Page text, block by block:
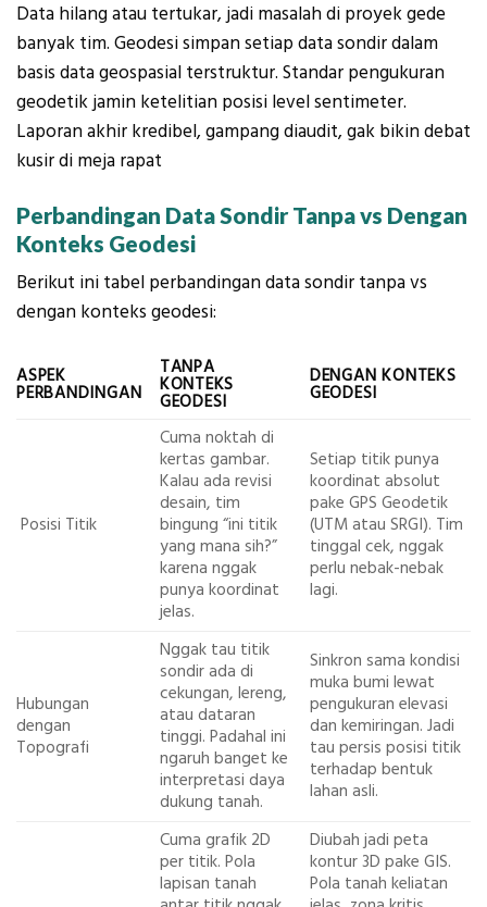
Data hilang atau tertukar, jadi masalah di proyek gede
banyak tim. Geodesi simpan setiap data sondir dalam
basis data geospasial terstruktur. Standar pengukuran
geodetik jamin ketelitian posisi level sentimeter.
Laporan akhir kredibel, gampang diaudit, gak bikin debat
kusir di meja rapat
Perbandingan Data Sondir Tanpa vs Dengan
Konteks Geodesi
Berikut ini tabel perbandingan data sondir tanpa vs
dengan konteks geodesi:
ASPEK
PERBANDINGAN
TANPA
KONTEKS
GEODESI
DENGAN KONTEKS
GEODESI
Posisi Titik
Cuma noktah di
kertas gambar.
Kalau ada revisi
desain, tim
bingung “ini titik
yang mana sih?”
karena nggak
punya koordinat
jelas.
Setiap titik punya
koordinat absolut
pake GPS Geodetik
(UTM atau SRGI). Tim
tinggal cek, nggak
perlu nebak-nebak
lagi.
Hubungan
dengan
Topografi
Nggak tau titik
sondir ada di
cekungan, lereng,
atau dataran
tinggi. Padahal ini
ngaruh banget ke
interpretasi daya
dukung tanah.
Sinkron sama kondisi
muka bumi lewat
pengukuran elevasi
dan kemiringan. Jadi
tau persis posisi titik
terhadap bentuk
lahan asli.
Cuma grafik 2D
per titik. Pola
lapisan tanah
Diubah jadi peta
kontur 3D pake GIS.
Pola tanah keliatan